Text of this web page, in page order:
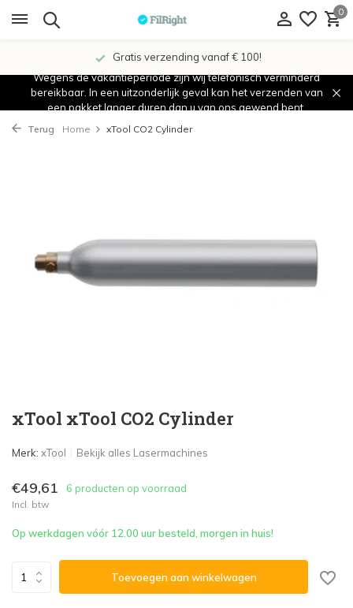
0
Gratis verzending vanaf € 100!
Wegens de vakantieperiode zijn wij telefonisch verminderd
bereikbaar. In een uitzonderlijk geval kan het verzenden van
een pakket langer duren dan u van ons gewend bent.
Terug Home xTool CO2 Cylinder
xTool xTool CO2 Cylinder
Merk: xTool Bekijk alles Lasermachines
€49,61 6 producten op voorraad
Incl. btw
Op werkdagen vóór 12.00 uur besteld, morgen in huis!
Toevoegen aan winkelwagen